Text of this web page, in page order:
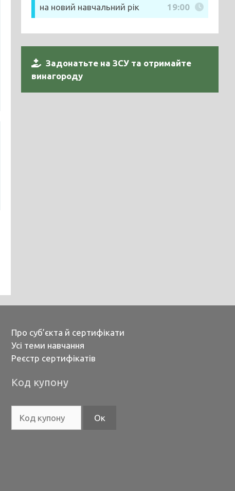
на новий навчальний рік
19:00
Задонатьте на ЗСУ та отримайте
винагороду
Про суб’єкта й сертифікати
Усі теми навчання
Реєстр сертифікатів
Код купону